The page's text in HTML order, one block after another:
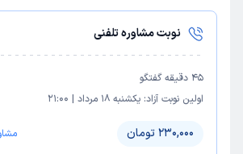
نوبت مشاوره تلفنی
45 دقیقه گفتگو
اولین نوبت آزاد: یکشنبه 18 مرداد |
21:00
230,000 تومان